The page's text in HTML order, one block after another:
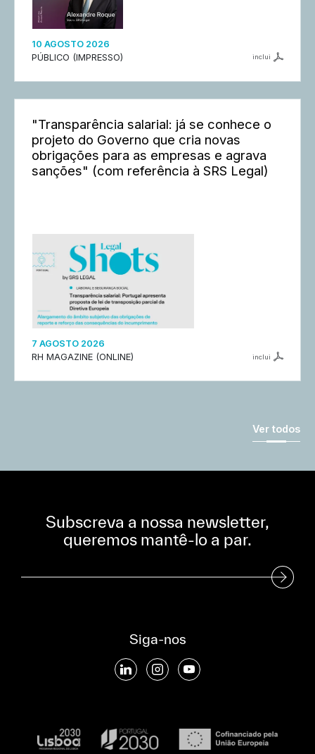
10 AGOSTO 2026
PÚBLICO (IMPRESSO)
inclui
"Transparência salarial: já se conhece o
projeto do Governo que cria novas
obrigações para as empresas e agrava
sanções" (com referência à SRS Legal)
7 AGOSTO 2026
RH MAGAZINE (ONLINE)
inclui
Ver todos
Subscreva a nossa newsletter,
queremos mantê-lo a par.
Subscreva a nossa Newsletter
Siga-nos